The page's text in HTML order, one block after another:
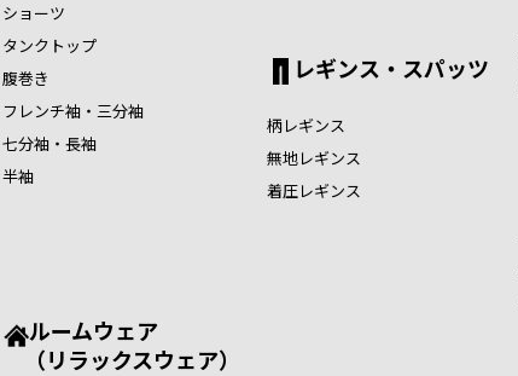
ショーツ
タンクトップ
腹巻き
フレンチ袖・三分袖
七分袖・長袖
半袖
レギンス・スパッツ
柄レギンス
無地レギンス
着圧レギンス
ルームウェア
（リラックスウェア）